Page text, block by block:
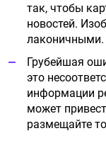
так, чтобы
новостей.
лаконичными.
Грубейшая
это
информации
может
размещайте